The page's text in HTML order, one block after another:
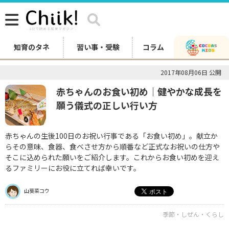
知育のタネ 習い事・受験 コラム
2017年08月06日 公開
赤ちゃんのお食い初め｜健やかな成長を
願う儀式の正しい行い方
赤ちゃんの生後100日のお祝い行事である「お食い初め」。献立か
らその意味、食器、食べさせ方から順番など正式なお祝いの仕方や
そこに込められた願いをご紹介します。これからお食い初めを迎え
るファミリーにお役に立てれば幸いです。
山葵菜コウ
季節・しぜん・くらし